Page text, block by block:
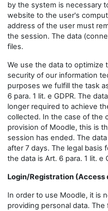
by the system is necessary
website to the user's
address of the user must
the session. The data
files.
We use the data to
security of our information
purposes we fulfill the task
6 para. 1 lit. e GDPR. The
longer required to achieve
collected. In the case of the
provision of Moodle, this is
session has ended. The
after 7 days. The legal basis
the data is Art. 6 para. 1 lit. e
Login/Registration (Access
In order to use Moodle, it is
providing personal data.